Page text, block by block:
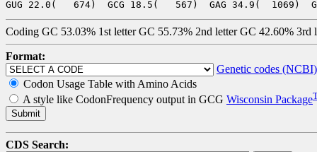
Coding GC 53.03% 1st letter GC 55.73% 2nd letter GC 42.60% 3rd
Format:
Genetic codes (NCBI)
Codon Usage Table with Amino Acids
A style like CodonFrequency output in GCG Wisconsin Package
CDS Search: